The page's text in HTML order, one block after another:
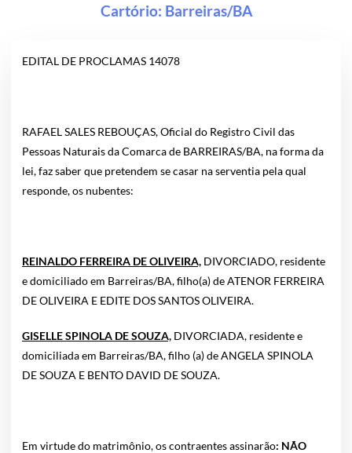
Cartório: Barreiras/BA
EDITAL DE PROCLAMAS 14078
RAFAEL SALES REBOUÇAS, Oficial do Registro Civil das
Pessoas Naturais da Comarca de BARREIRAS/BA, na forma da
lei, faz saber que pretendem se casar na serventia pela qual
responde, os nubentes:
REINALDO FERREIRA DE OLIVEIRA, DIVORCIADO, residente
e domiciliado em Barreiras/BA, filho(a) de ATENOR FERREIRA
DE OLIVEIRA E EDITE DOS SANTOS OLIVEIRA.
GISELLE SPINOLA DE SOUZA, DIVORCIADA, residente e
domiciliada em Barreiras/BA, filho (a) de ANGELA SPINOLA
DE SOUZA E BENTO DAVID DE SOUZA.
Em virtude do matrimônio, os contraentes assinarão: NÃO